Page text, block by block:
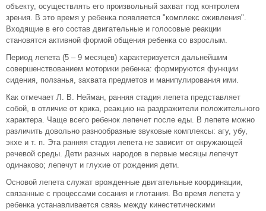
объекту, осуществлять его произвольный захват под контролем
зрения. В это время у ребенка появляется "комплекс оживления".
Входящие в его состав двигательные и голосовые реакции
становятся активной формой общения ребенка со взрослым.
Период лепета (5 – 9 месяцев) характеризуется дальнейшим
совершенствованием моторики ребенка: формируются функции
сидения, ползанья, захвата предметов и манипулирования ими.
Как отмечает Л. В. Нейман, ранняя стадия лепета представляет
собой, в отличие от крика, реакцию на раздражители положительного
характера. Чаще всего ребенок лепечет после еды. В лепете можно
различить довольно разнообразные звуковые комплексы: агу, убу,
экхе и т. п. Эта ранняя стадия лепета не зависит от окружающей
речевой среды. Дети разных народов в первые месяцы лепечут
одинаково; лепечут и глухие от рождения дети.
Основой лепета служат врожденные двигательные координации,
связанные с процессами сосания и глотания. Во время лепета у
ребенка устанавливается связь между кинестетическими